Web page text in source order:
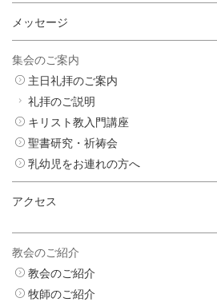
メッセージ
集会のご案内
主日礼拝のご案内
礼拝のご説明
キリスト教入門講座
聖書研究・祈祷会
乳幼児をお連れの方へ
アクセス
教会のご紹介
教会のご紹介
牧師のご紹介